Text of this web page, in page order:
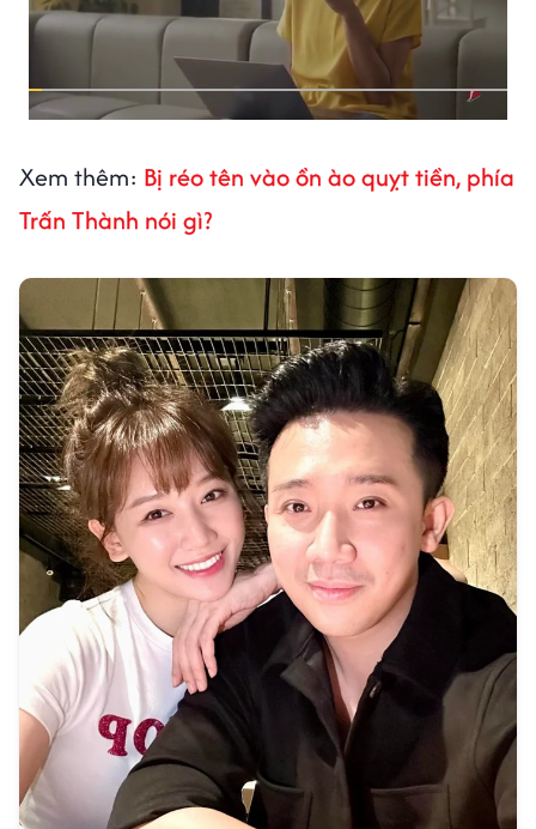
Xem thêm: Bị réo tên vào ồn ào quỵt tiền, phía
Trấn Thành nói gì?